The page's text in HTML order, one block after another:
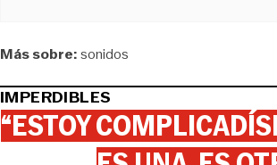
Más sobre:sonidos
IMPERDIBLES
“ESTOY